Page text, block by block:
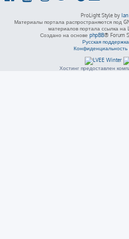
ProLight Style by
Материалы портала распространяются под
материалов портала ссылка на
Создано на основе phpBB® Forum
Русская
Конфиденциальность
Хостинг предоставлен